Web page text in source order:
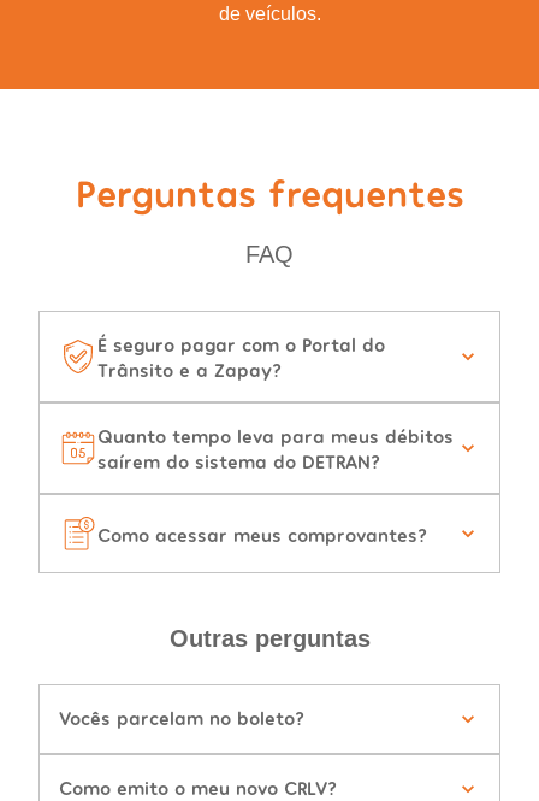
de veículos.
Perguntas frequentes
FAQ
É seguro pagar com o Portal do
Trânsito e a Zapay?
Quanto tempo leva para meus débitos
saírem do sistema do DETRAN?
Como acessar meus comprovantes?
Outras perguntas
Vocês parcelam no boleto?
Como emito o meu novo CRLV?